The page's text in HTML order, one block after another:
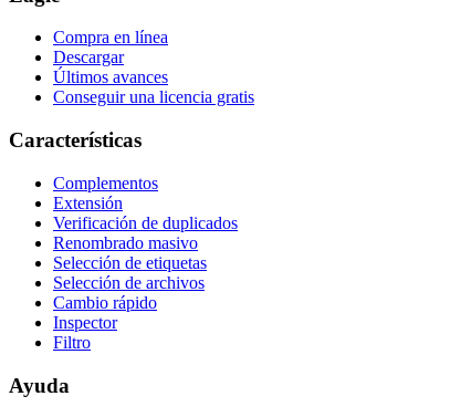
Compra en línea
Descargar
Últimos avances
Conseguir una licencia gratis
Características
Complementos
Extensión
Verificación de duplicados
Renombrado masivo
Selección de etiquetas
Selección de archivos
Cambio rápido
Inspector
Filtro
Ayuda